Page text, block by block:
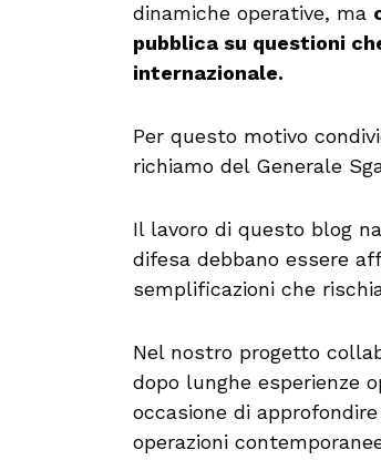
dinamiche operative, ma
pubblica su questioni
internazionale.
Per questo motivo
richiamo del Generale
Il lavoro di questo blog
difesa debbano essere
semplificazioni che
Nel nostro progetto
dopo lunghe esperienze
occasione di
operazioni